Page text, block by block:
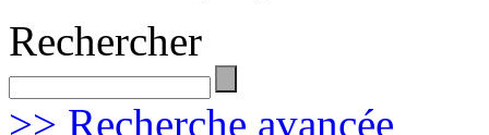
Rechercher
>> Recherche avancée